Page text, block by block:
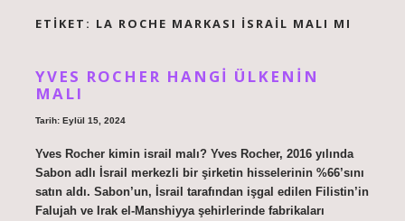
ETIKET: LA ROCHE MARKASI İSRAIL MALI MI
YVES ROCHER HANGI ÜLKENIN
MALI
Tarih: Eylül 15, 2024
Yves Rocher kimin israil malı? Yves Rocher, 2016 yılında
Sabon adlı İsrail merkezli bir şirketin hisselerinin %66’sını
satın aldı. Sabon’un, İsrail tarafından işgal edilen Filistin’in
Falujah ve Irak el-Manshiyya şehirlerinde fabrikaları